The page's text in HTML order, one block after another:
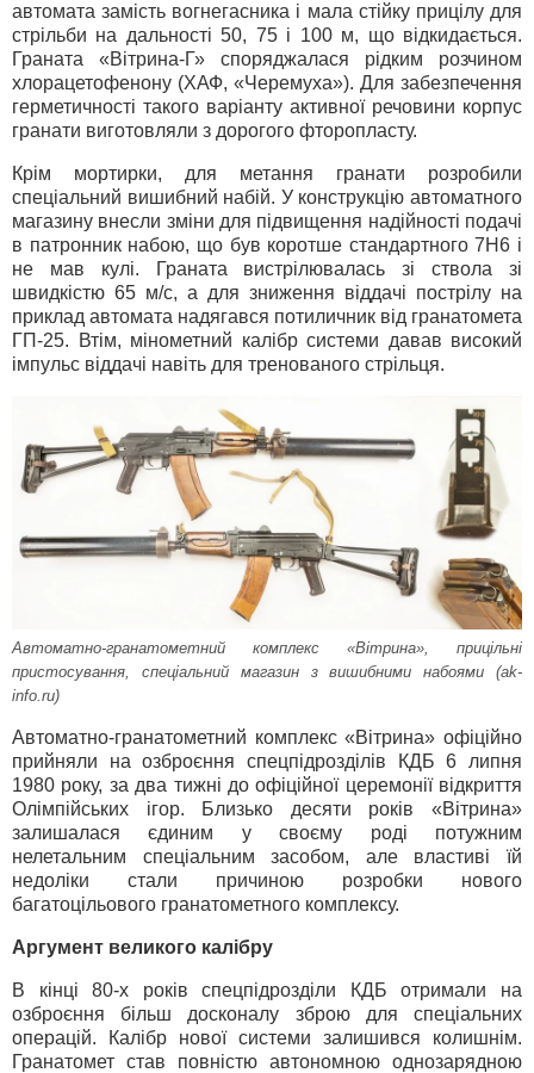
автомата замість вогнегасника і мала стійку прицілу для
стрільби на дальності 50, 75 і 100 м, що відкидається.
Граната «Вітрина-Г» споряджалася рідким розчином
хлорацетофенону (ХАФ, «Черемуха»). Для забезпечення
герметичності такого варіанту активної речовини корпус
гранати виготовляли з дорогого фторопласту.
Крім мортирки, для метання гранати розробили
спеціальний вишибний набій. У конструкцію автоматного
магазину внесли зміни для підвищення надійності подачі
в патронник набою, що був коротше стандартного 7Н6 і
не мав кулі. Граната вистрілювалась зі ствола зі
швидкістю 65 м/с, а для зниження віддачі пострілу на
приклад автомата надягався потиличник від гранатомета
ГП-25. Втім, мінометний калібр системи давав високий
імпульс віддачі навіть для тренованого стрільця.
Автоматно-гранатометний комплекс «Вітрина», прицільні
пристосування, спеціальний магазин з вишибними набоями (ak-
info.ru)
Автоматно-гранатометний комплекс «Вітрина» офіційно
прийняли на озброєння спецпідрозділів КДБ 6 липня
1980 року, за два тижні до офіційної церемонії відкриття
Олімпійських ігор. Близько десяти років «Вітрина»
залишалася єдиним у своєму роді потужним
нелетальним спеціальним засобом, але властиві їй
недоліки стали причиною розробки нового
багатоцільового гранатометного комплексу.
Аргумент великого калібру
В кінці 80-х років спецпідрозділи КДБ отримали на
озброєння більш досконалу зброю для спеціальних
операцій. Калібр нової системи залишився колишнім.
Гранатомет став повністю автономною однозарядною